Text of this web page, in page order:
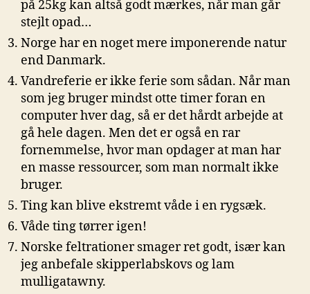
på 25kg kan altså godt mærkes, når man går
stejlt opad…
Norge har en noget mere imponerende natur
end Danmark.
Vandreferie er ikke ferie som sådan. Når man
som jeg bruger mindst otte timer foran en
computer hver dag, så er det hårdt arbejde at
gå hele dagen. Men det er også en rar
fornemmelse, hvor man opdager at man har
en masse ressourcer, som man normalt ikke
bruger.
Ting kan blive ekstremt våde i en rygsæk.
Våde ting tørrer igen!
Norske feltrationer smager ret godt, især kan
jeg anbefale skipperlabskovs og lam
mulligatawny.